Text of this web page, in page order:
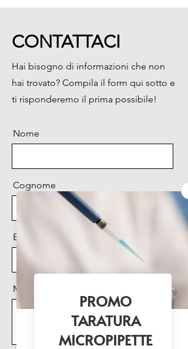
CONTATTACI
Hai bisogno di informazioni che non
hai trovato? Compila il form qui sotto e
ti risponderemo il prima possibile!
Nome
Cognome
Email
Messaggio